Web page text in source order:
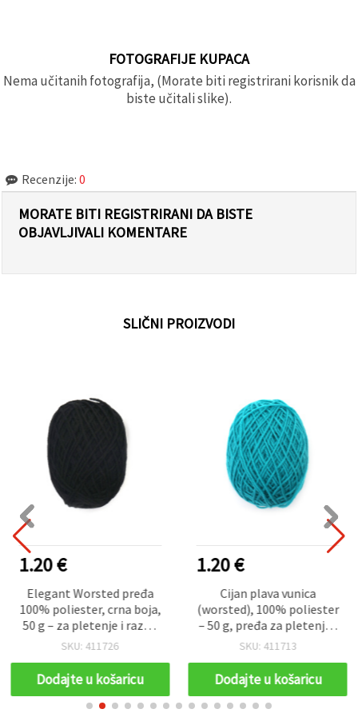
FOTOGRAFIJE KUPACA
Nema učitanih fotografija, (Morate biti registrirani korisnik da
biste učitali slike).
Recenzije: 0
MORATE BITI REGISTRIRANI DA BISTE
OBJAVLJIVALI KOMENTARE
SLIČNI PROIZVODI
1.20 €
Elegant Worsted pređa
100% poliester, crna boja,
50 g – za pletenje i razne
hobi ručne radove
SKU: 411726
Dodajte u košaricu
1.20 €
Cijan plava vunica
(worsted), 100% poliester
– 50 g, pređa za pletenje i
heklanje EM ART
SKU: 411713
Dodajte u košaricu